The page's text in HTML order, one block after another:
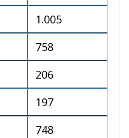
1.005
758
206
197
748